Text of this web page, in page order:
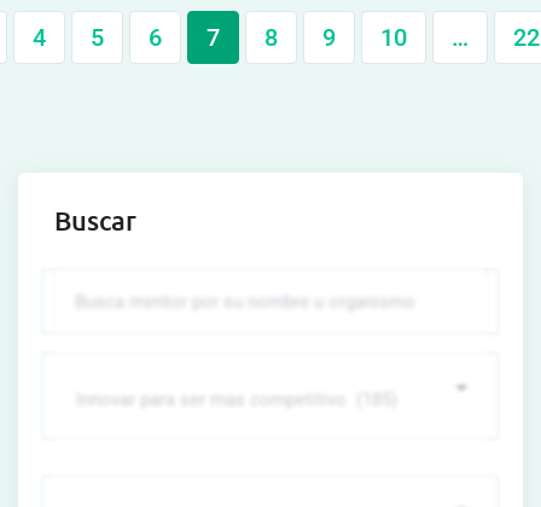
4 5 6 7 8 9 10 … 22
Buscar